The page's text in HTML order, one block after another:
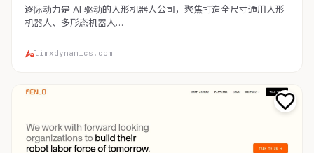
逐际动力是 AI 驱动的人形机器人公司，聚焦打造全尺寸通用人形
机器人、多形态机器人…
limxdynamics.com